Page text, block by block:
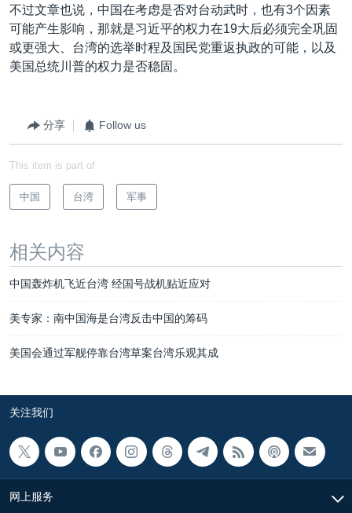
不过文章也说，中国在考虑是否对台动武时，也有3个因素
可能产生影响，那就是习近平的权力在19大后必须完全巩固
或更强大、台湾的选举时程及国民党重返执政的可能，以及
美国总统川普的权力是否稳固。
分享 Follow us
This item is part of
中国 台湾 军事
相关内容
中国轰炸机飞近台湾 经国号战机贴近应对
美专家：南中国海是台湾反击中国的筹码
美国会通过军舰停靠台湾草案台湾乐观其成
关注我们
网上服务